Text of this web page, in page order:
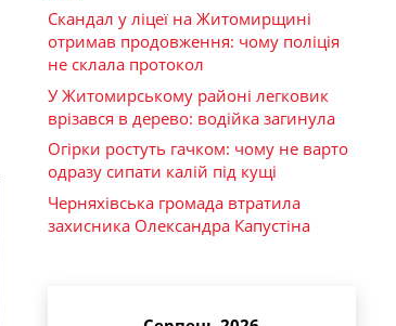
Скандал у ліцеї на Житомирщині
отримав продовження: чому поліція
не склала протокол
У Житомирському районі легковик
врізався в дерево: водійка загинула
Огірки ростуть гачком: чому не варто
одразу сипати калій під кущі
Черняхівська громада втратила
захисника Олександра Капустіна